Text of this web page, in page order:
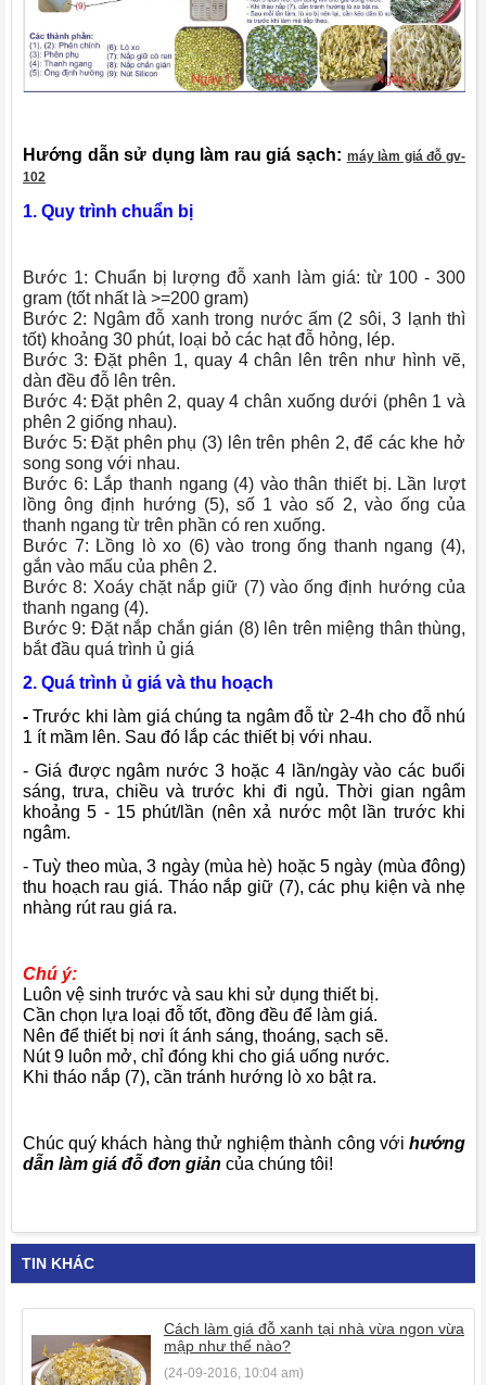
Hướng dẫn sử dụng làm rau giá sạch: máy làm giá đỗ gv-
102
1. Quy trình chuẩn bị
Bước 1: Chuẩn bị lượng đỗ xanh làm giá: từ 100 - 300
gram (tốt nhất là >=200 gram)
Bước 2: Ngâm đỗ xanh trong nước ấm (2 sôi, 3 lạnh thì
tốt) khoảng 30 phút, loại bỏ các hạt đỗ hỏng, lép.
Bước 3: Đặt phên 1, quay 4 chân lên trên như hình vẽ,
dàn đều đỗ lên trên.
Bước 4: Đặt phên 2, quay 4 chân xuống dưới (phên 1 và
phên 2 giống nhau).
Bước 5: Đặt phên phụ (3) lên trên phên 2, để các khe hở
song song với nhau.
Bước 6: Lắp thanh ngang (4) vào thân thiết bị. Lần lượt
lồng ông định hướng (5), số 1 vào số 2, vào ống của
thanh ngang từ trên phần có ren xuống.
Bước 7: Lồng lò xo (6) vào trong ống thanh ngang (4),
gắn vào mấu của phên 2.
Bước 8: Xoáy chặt nắp giữ (7) vào ống định hướng của
thanh ngang (4).
Bước 9: Đặt nắp chắn gián (8) lên trên miệng thân thùng,
bắt đầu quá trình ủ giá
2. Quá trình ủ giá và thu hoạch
-Trước khi làm giá chúng ta ngâm đỗ từ 2-4h cho đỗ nhú
1 ít mầm lên. Sau đó lắp các thiết bị với nhau.
- Giá được ngâm nước 3 hoặc 4 lần/ngày vào các buổi
sáng, trưa, chiều và trước khi đi ngủ. Thời gian ngâm
khoảng 5 - 15 phút/lần (nên xả nước một lần trước khi
ngâm.
- Tuỳ theo mùa, 3 ngày (mùa hè) hoặc 5 ngày (mùa đông)
thu hoạch rau giá. Tháo nắp giữ (7), các phụ kiện và nhẹ
nhàng rút rau giá ra.
Chú ý:
Luôn vệ sinh trước và sau khi sử dụng thiết bị.
Cần chọn lựa loại đỗ tốt, đồng đều để làm giá.
Nên để thiết bị nơi ít ánh sáng, thoáng, sạch sẽ.
Nút 9 luôn mở, chỉ đóng khi cho giá uống nước.
Khi tháo nắp (7), cần tránh hướng lò xo bật ra.
Chúc quý khách hàng thử nghiệm thành công với hướng
dẫn làm giá đỗ đơn giản của chúng tôi!
TIN KHÁC
Cách làm giá đỗ xanh tại nhà vừa ngon vừa
mập như thế nào?
(24-09-2016, 10:04 am)